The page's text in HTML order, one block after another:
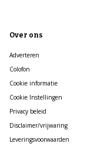
Over ons
Adverteren
Colofon
Cookie informatie
Cookie Instellingen
Privacy beleid
Disclaimer/vrijwaring
Leveringsvoorwaarden